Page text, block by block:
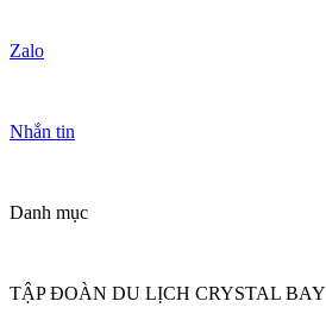
Zalo
Nhắn tin
Danh mục
TẬP ĐOÀN DU LỊCH CRYSTAL BAY